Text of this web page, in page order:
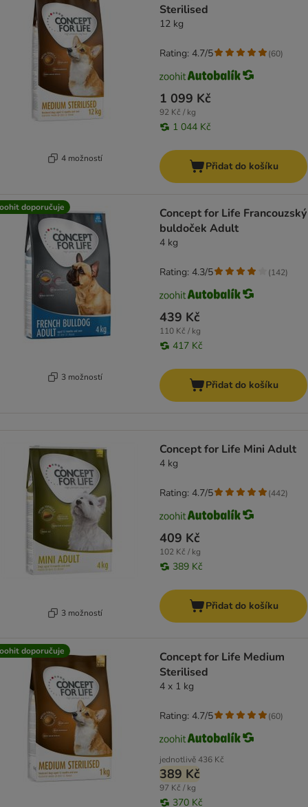
4 možností
Sterilised
12 kg
1 099 Kč
92 Kč / kg
1 044 Kč
Rating: 4.7/5 (60)
Přidat do košíku
doporučuje
3 možností
Concept for Life Francouzský
buldoček Adult
4 kg
439 Kč
110 Kč / kg
417 Kč
Rating: 4.3/5 (142)
Přidat do košíku
3 možností
Concept for Life Mini Adult
4 kg
409 Kč
102 Kč / kg
389 Kč
Rating: 4.7/5 (442)
Přidat do košíku
doporučuje
Concept for Life Medium
Sterilised
4 x 1 kg
jednotlivě436 Kč
389 Kč
97 Kč / kg
370 Kč
Rating: 4.7/5 (60)